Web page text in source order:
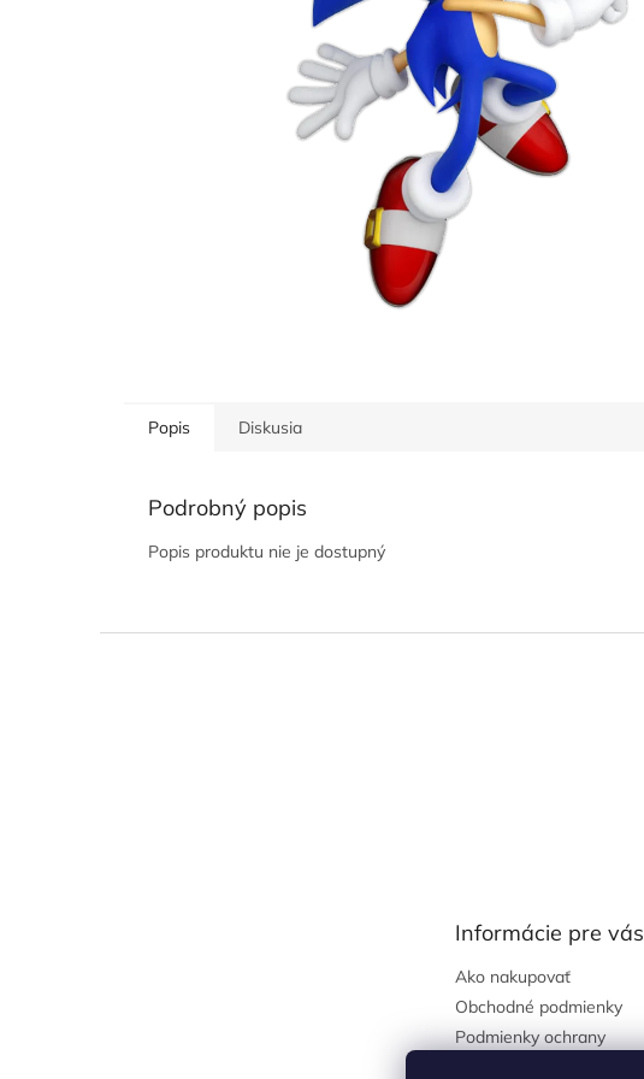
Popis Diskusia
Podrobný popis
Popis produktu nie je dostupný
Informácie pre vás
Ako nakupovať
Obchodné podmienky
Podmienky ochrany